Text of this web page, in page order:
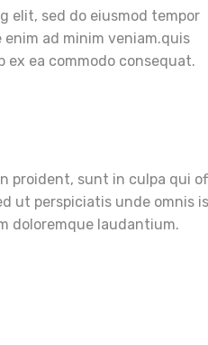
elit, sed do eiusmod tempor
ad minim veniam.quis
ea commodo consequat.
proident, sunt in culpa qui
ut perspiciatis unde omnis
doloremque laudantium.